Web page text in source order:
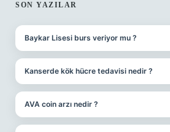
SIDEBAR
SON YAZILAR
Baykar Lisesi burs veriyor mu ?
Kanserde kök hücre tedavisi nedir ?
AVA coin arzı nedir ?